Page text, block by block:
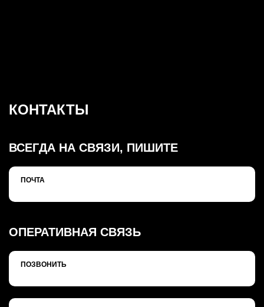
КОНТАКТЫ
ВСЕГДА НА СВЯЗИ, ПИШИТЕ
ПОЧТА
ОПЕРАТИВНАЯ СВЯЗЬ
ПОЗВОНИТЬ